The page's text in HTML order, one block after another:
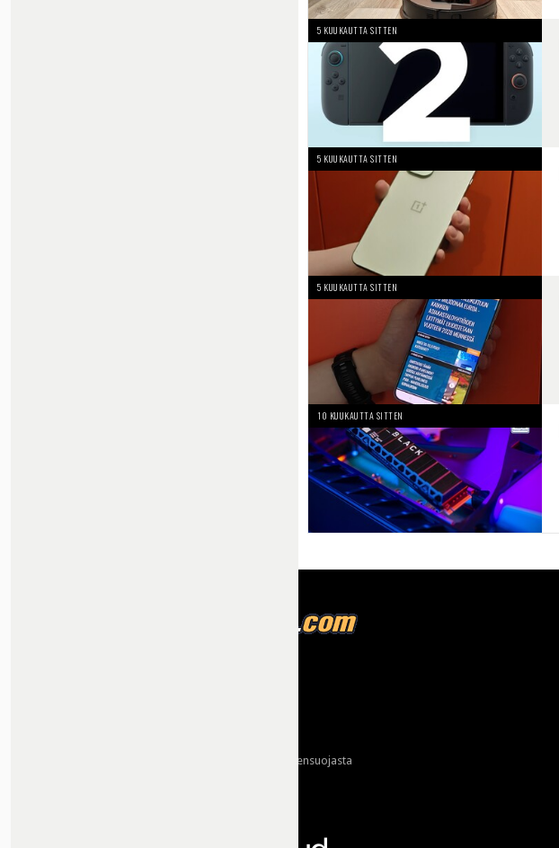
5 KUUKAUTTA SITTEN
5 KUUKAUTTA SITTEN
5 KUUKAUTTA SITTEN
10 KUUKAUTTA SITTEN
Käyttöehdot ja tietoa yksityisyydensuojasta